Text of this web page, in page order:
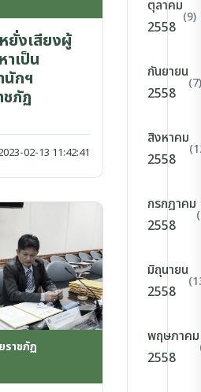
ยั่งเสียงผู้
าเป็น
กฯ
ภัฏ
02-13 11:42:41
ราชภัฏ
ตุลาคม
2558
(9)
กันยายน
2558
(7)
สิงหาคม
2558
กรกฎาคม
2558
มิถุนายน
2558
พฤษภาคม
2558